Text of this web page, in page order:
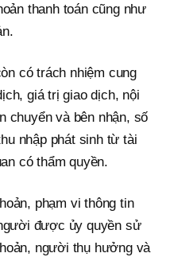
thanh toán cũng như
có trách nhiệm cung
giá trị giao dịch, nội
chuyển và bên nhận, số
nhập phát sinh từ tài
có thẩm quyền.
phạm vi thông tin
được ủy quyền sử
người thụ hưởng và